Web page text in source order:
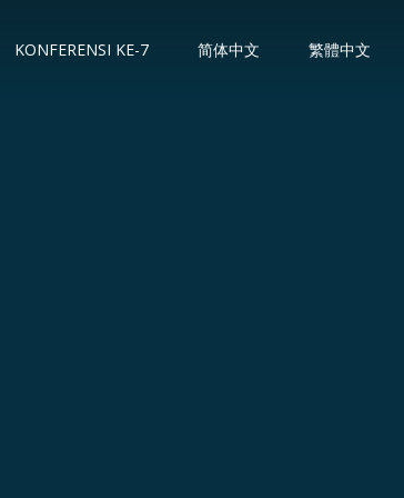
KONFERENSI KE-7 简体中文 繁體中文